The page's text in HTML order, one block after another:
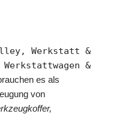
Werkstatt &
&
es als
von